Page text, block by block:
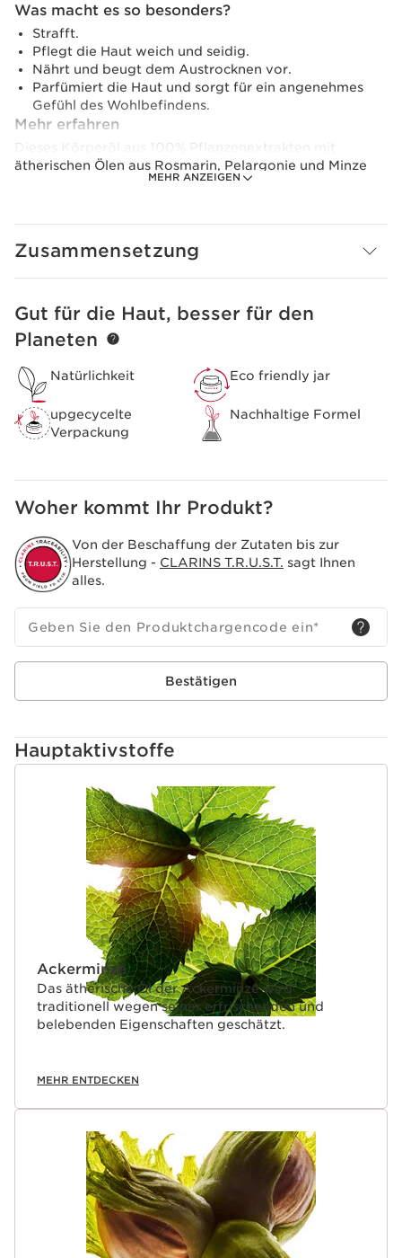
MEHR ANZEIGEN
Was macht es so besonders?
Strafft.
Pflegt die Haut weich und seidig.
Nährt und beugt dem Austrocknen vor.
Parfümiert die Haut und sorgt für ein angenehmes
Gefühl des Wohlbefindens.
Mehr erfahren
Dieses Körperöl aus 100% Pflanzenextrakten mit
ätherischen Ölen aus Rosmarin, Pelargonie und Minze
strafft und stärkt das Gewebe, beugt einem
oberen
Vorsichtsmaßnahme bei der Verwendung
Nur für Erwachsene.
Clarins Plus
Dieses Körperpflege-Öl - das Lieblingsprodukt
schwangerer Frauen - wurde 1965 aus 100%
Pflanzenextrakten entwickelt.
Zusammensetzung
WEITER ZUM INHALT
Gut für die Haut, besser für den
Planeten
Natürlichkeit Eco friendly jar
upgecycelte
Verpackung
Nachhaltige Formel
Woher kommt Ihr Produkt?
Von der Beschaffung der Zutaten bis zur
Herstellung - CLARINS T.R.U.S.T. sagt Ihnen
alles.
Geben Sie den Produktchargencode ein*
Bestätigen
Hauptaktivstoffe
WEITER ZUM INHALT
Ackerminze
Das ätherische Öl der Ackerminze wird
traditionell wegen seiner erfrischenden und
belebenden Eigenschaften geschätzt.
MEHR ENTDECKEN